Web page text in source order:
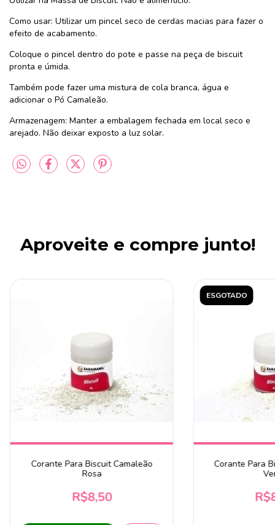
Como usar: Utilizar um pincel seco de cerdas macias para fazer o
efeito de acabamento.
Coloque o pincel dentro do pote e passe na peça de biscuit
pronta e úmida.
Também pode fazer uma mistura de cola branca, água e
adicionar o Pó Camaleão.
Armazenagem: Manter a embalagem fechada em local seco e
arejado. Não deixar exposto a luz solar.
Aproveite e compre junto!
Corante Para Biscuit Camaleão
Rosa
R$8,50
ESGOTADO
Corante Para